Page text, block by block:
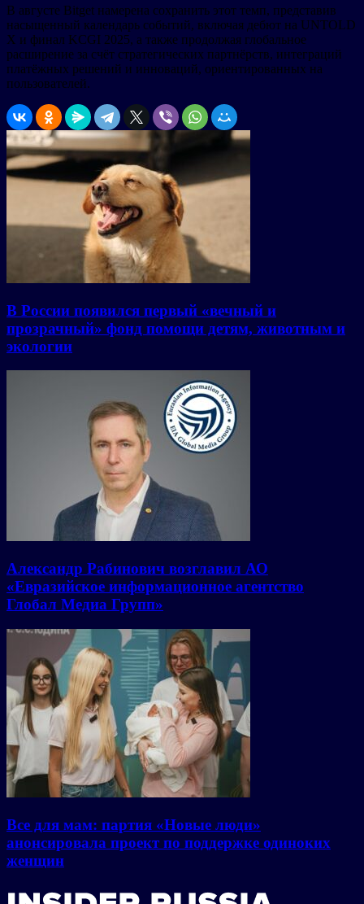
В августе Bitget намерена сохранить этот темп, представив
насыщенный календарь событий, включая дебют на UNTOLD
X и финал KCGI 2025, а также продолжая глобальное
расширение за счёт стратегических партнёрств, интеграций
платёжных решений и инноваций, ориентированных на
пользователей.
В России появился первый «вечный и
прозрачный» фонд помощи детям, животным и
экологии
Александр Рабинович возглавил АО
«Евразийское информационное агентство
Глобал Медиа Групп»
Все для мам: партия «Новые люди»
анонсировала проект по поддержке одиноких
женщин